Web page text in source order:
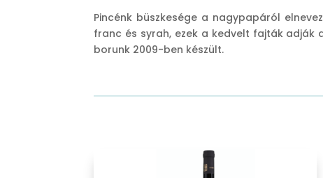
Pincénk büszkesége a nagypapáról
franc és syrah, ezek a kedvelt fajták adják
borunk 2009-ben készült.